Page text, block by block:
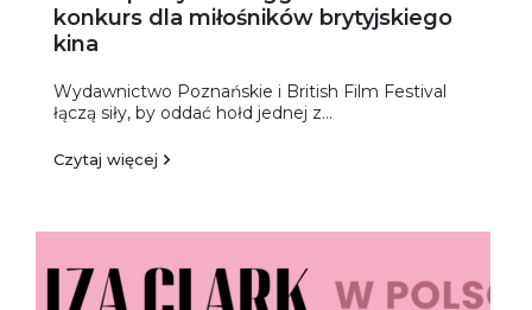
konkurs dla miłośników brytyjskiego
kina
Wydawnictwo Poznańskie i British Film Festival
łączą siły, by oddać hołd jednej z...
Czytaj więcej